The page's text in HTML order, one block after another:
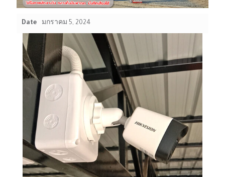
Date มกราคม 5, 2024